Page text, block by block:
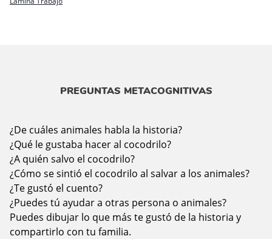
PREGUNTAS METACOGNITIVAS
¿De cuáles animales habla la historia?
¿Qué le gustaba hacer al cocodrilo?
¿A quién salvo el cocodrilo?
¿Cómo se sintió el cocodrilo al salvar a los animales?
¿Te gustó el cuento?
¿Puedes tú ayudar a otras persona o animales?
Puedes dibujar lo que más te gustó de la historia y
compartirlo con tu familia.